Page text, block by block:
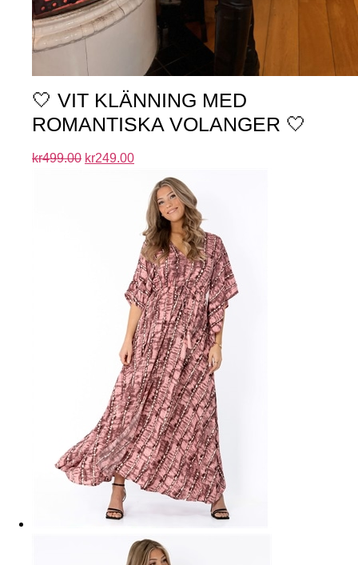
🤍 VIT KLÄNNING MED
ROMANTISKA VOLANGER 🤍
kr499.00 kr249.00